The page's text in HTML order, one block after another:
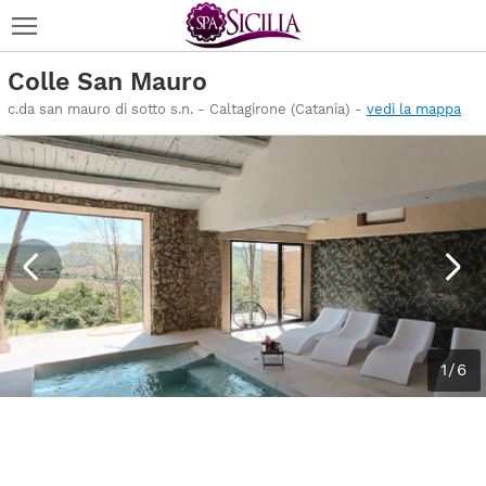
Colle San Mauro
c.da san mauro di sotto s.n. - Caltagirone (Catania) - vedi la mappa
1/6